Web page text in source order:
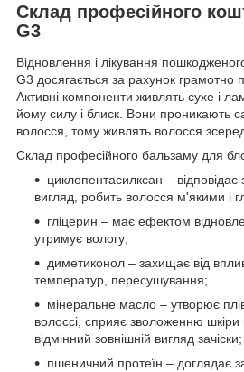
Склад професійного
G3
Відновлення і лікування
G3 досягається за рахунок грамотно
Активні компоненти живлять сухе і
йому силу і блиск. Вони проникають
волосся, тому живлять волосся
Склад професійного бальзаму для
циклопентасилксан –
вигляд, робить волосся м'якими і
гліцерин – має ефектом
утримує вологу;
диметиконол – захищає від
температур, пересушування;
мінеральне масло – утворює
волоссі, сприяє зволоженню
відмінний зовнішній вигляд зачіски;
пшеничний протеїн – доглядає